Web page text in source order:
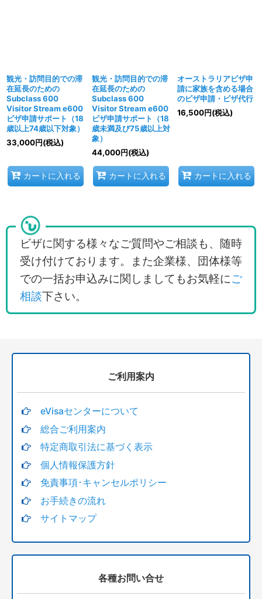
観光・訪問目的での滞
在延長のための
Subclass 600
Visitor Stream e600
ビザ申請サポート（18
歳以上74歳以下対象）
33,000円(税込)
カートに入れる
観光・訪問目的での滞
在延長のための
Subclass 600
Visitor Stream e600
ビザ申請サポート（18
歳未満及び75歳以上対
象）
44,000円(税込)
カートに入れる
オーストラリアビザ申
請に家族を含める場合
のビザ申請・ビザ代行
16,500円(税込)
カートに入れる
ビザに関する様々なご質問やご相談も、随時
受け付けております。また企業様、団体様等
での一括お申込みに関しましてもお気軽にご
相談下さい。
ご利用案内
eVisaセンターについて
総合ご利用案内
特定商取引法に基づく表示
個人情報保護方針
免責事項･キャンセルポリシー
お手続きの流れ
サイトマップ
各種お問い合せ